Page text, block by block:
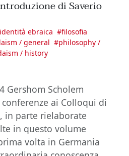
di Saverio
identità ebraica #filosofia
/ general #philosophy /
/ history
Gershom Scholem
ai Colloqui di
in parte rielaborate
in questo volume
volta in Germania